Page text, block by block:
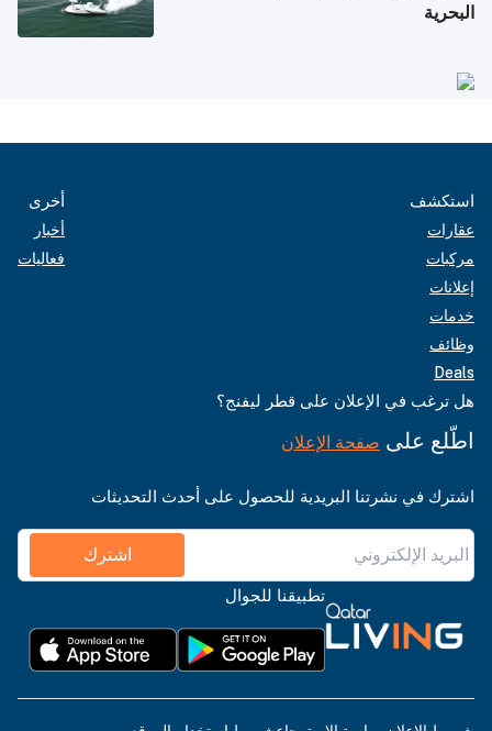
البحرية
استكشف
عقارات
مركبات
إعلانات
خدمات
وظائف
Deals
أخرى
أخبار
فعاليات
هل ترغب في الإعلان على قطر ليفنج؟
اطّلع على صفحة الإعلان
اشترك في نشرتنا البريدية للحصول على أحدث التحديثات
اشترك
تطبيقنا للجوال